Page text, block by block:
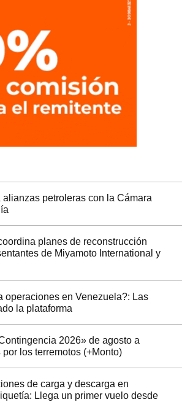
petroleras con la Cámara
planes de reconstrucción
de Miyamoto International y
operaciones en Venezuela?: Las
la plataforma
2026» de agosto a
los terremotos (+Monto)
de carga y descarga en
Llega un primer vuelo desde